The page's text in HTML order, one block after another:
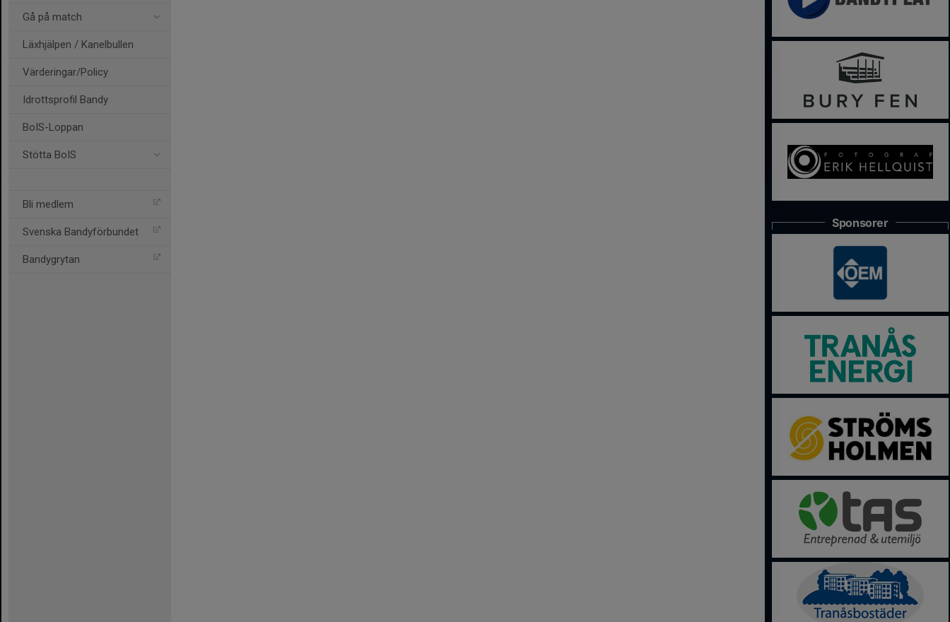
Gå på match
Läxhjälpen / Kanelbullen
Värderingar/Policy
Idrottsprofil Bandy
BoIS-Loppan
Stötta BoIS
Bli medlem
Svenska Bandyförbundet
Bandygrytan
Sponsorer